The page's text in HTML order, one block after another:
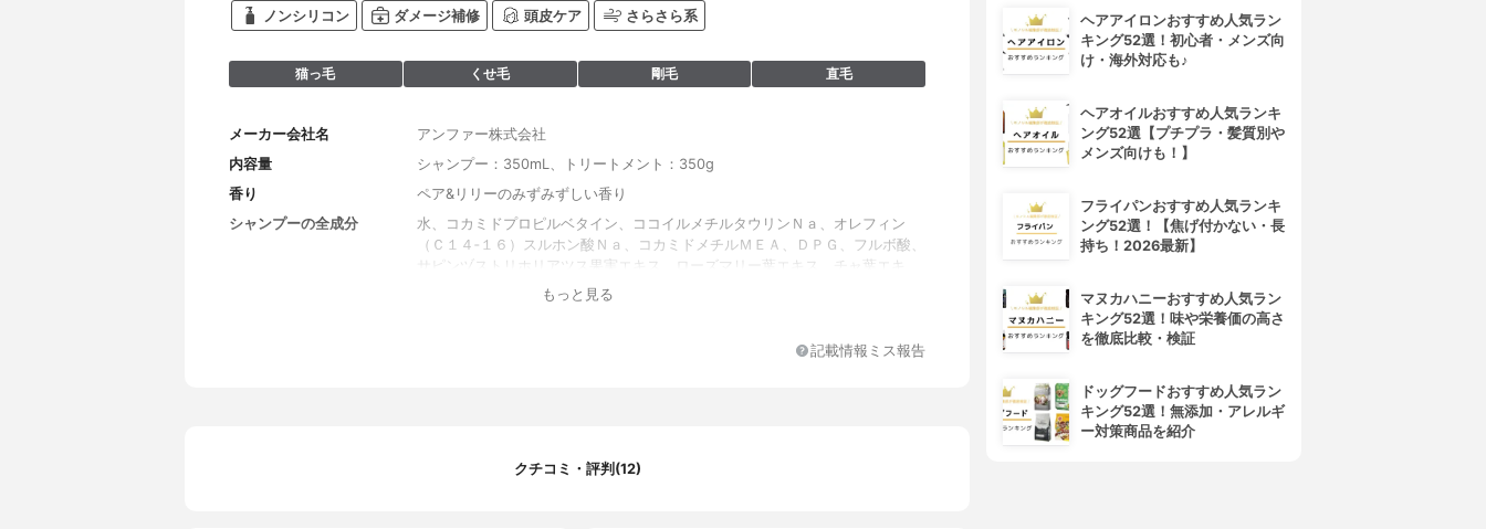
ノンシリコン ダメージ補修 頭皮ケア さらさら系
猫っ毛 くせ毛 剛毛 直毛
メーカー会社名
アンファー株式会社
内容量
シャンプー：350mL、トリートメント：350g
香り
ペア&リリーのみずみずしい香り
シャンプーの全成分
水、コカミドプロピルベタイン、ココイルメチルタウリンＮａ、オレフィン
（Ｃ１４‐１６）スルホン酸Ｎａ、コカミドメチルＭＥＡ、ＤＰＧ、フルボ酸、
サピンヅストリホリアツス果実エキス、ローズマリー葉エキス、チャ葉エキ
ス、カミツレ花エキス、ツボクサエキス、アロエベラ葉エキス、イタドリ根エ
チマエキス、オクラ果実エキス、カニナバラ果実油、シロキクラゲ多糖体、ヒ
クエン酸、クエン酸Ｎａ、エタノール、安息香酸Ｎａ、フェノキシエタノー
もっと見る
記載情報ミス報告
クチコミ・評判(12)
ヘアアイロンおすすめ人気ラン
キング52選！初心者・メンズ向
け・海外対応も♪
ヘアオイルおすすめ人気ランキ
ング52選【プチプラ・髪質別や
メンズ向けも！】
フライパンおすすめ人気ランキ
ング52選！【焦げ付かない・長
持ち！2026最新】
マヌカハニーおすすめ人気ラン
キング52選！味や栄養価の高さ
を徹底比較・検証
ドッグフードおすすめ人気ラン
キング52選！無添加・アレルギ
ー対策商品を紹介